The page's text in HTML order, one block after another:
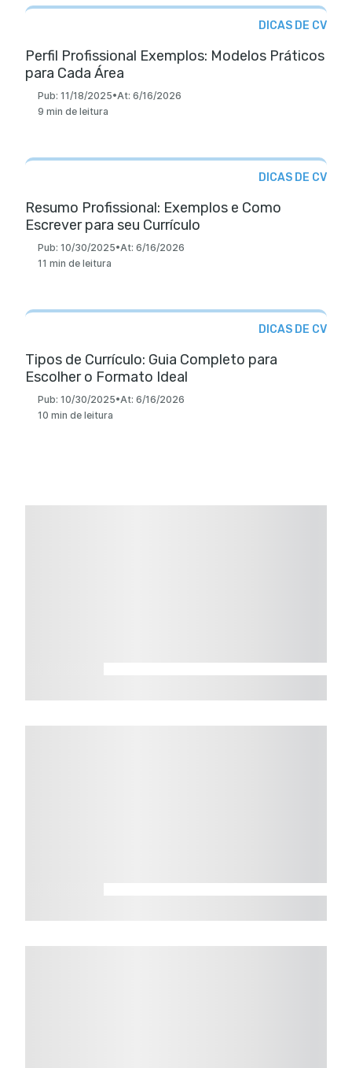
DICAS DE CV
Perfil Profissional Exemplos: Modelos Práticos
para Cada Área
Pub: 11/18/2025•At: 6/16/2026
9 min de leitura
DICAS DE CV
Resumo Profissional: Exemplos e Como
Escrever para seu Currículo
Pub: 10/30/2025•At: 6/16/2026
11 min de leitura
DICAS DE CV
Tipos de Currículo: Guia Completo para
Escolher o Formato Ideal
Pub: 10/30/2025•At: 6/16/2026
10 min de leitura